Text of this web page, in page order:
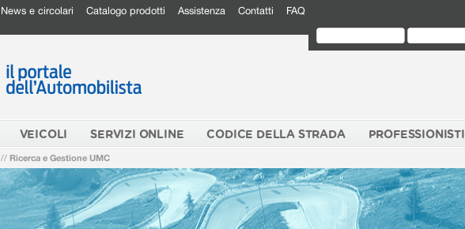
News e circolari Catalogo prodotti Assistenza Contatti FAQ
VEICOLI SERVIZI ONLINE CODICE DELLA STRADA PROFESSIONISTI
// Ricerca e Gestione UMC